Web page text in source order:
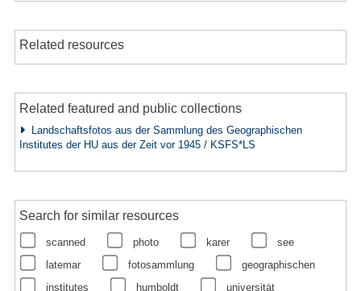
Related resources
Related featured and public collections
Landschaftsfotos aus der Sammlung des Geographischen
Institutes der HU aus der Zeit vor 1945 / KSFS*LS
Search for similar resources
scanned photo karer
see
latemar
fotosammlung
geographischen
institutes
humboldt universität